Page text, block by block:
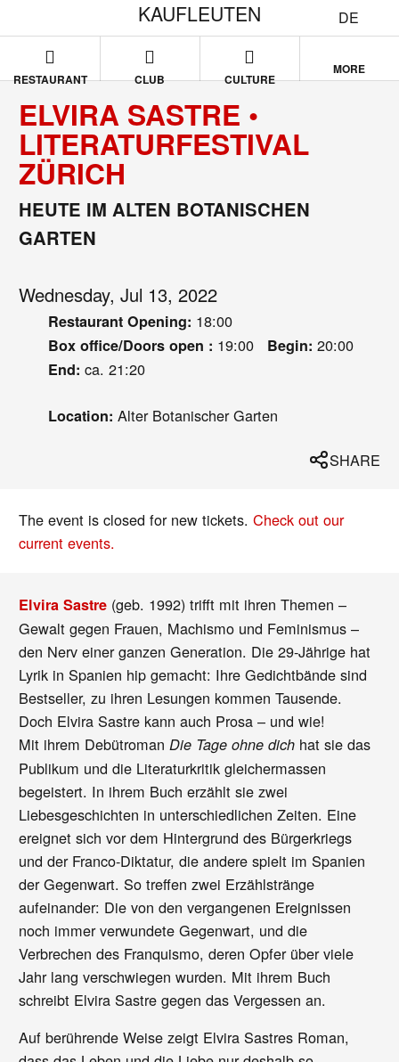
DE
KAUFLEUTEN
RESTAURANT CLUB CULTURE
MORE
ELVIRA SASTRE •
LITERATURFESTIVAL
ZÜRICH
HEUTE IM ALTEN BOTANISCHEN
GARTEN
Wednesday, Jul 13, 2022
Restaurant Opening: 18:00
Box office/Doors open : 19:00 Begin: 20:00
End: ca. 21:20
Location: Alter Botanischer Garten
SHARE
The event is closed for new tickets.Check out our
current events.
Elvira Sastre (geb. 1992) trifft mit ihren Themen –
Gewalt gegen Frauen, Machismo und Feminismus –
den Nerv einer ganzen Generation. Die 29-Jährige hat
Lyrik in Spanien hip gemacht: Ihre Gedichtbände sind
Bestseller, zu ihren Lesungen kommen Tausende.
Doch Elvira Sastre kann auch Prosa – und wie!
Mit ihrem Debütroman Die Tage ohne dich hat sie das
Publikum und die Literaturkritik gleichermassen
begeistert. In ihrem Buch erzählt sie zwei
Liebesgeschichten in unterschiedlichen Zeiten. Eine
ereignet sich vor dem Hintergrund des Bürgerkriegs
und der Franco-Diktatur, die andere spielt im Spanien
der Gegenwart. So treffen zwei Erzählstränge
aufeinander: Die von den vergangenen Ereignissen
noch immer verwundete Gegenwart, und die
Verbrechen des Franquismo, deren Opfer über viele
Jahr lang verschwiegen wurden. Mit ihrem Buch
schreibt Elvira Sastre gegen das Vergessen an.
Auf berührende Weise zeigt Elvira Sastres Roman,